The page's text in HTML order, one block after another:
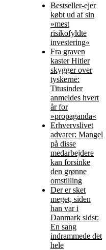
Bestseller-ejer
købt ud af sin
»mest
risikofyldte
investering«
Fra graven
kaster Hitler
skygger over
tyskerne:
Titusinder
anmeldes hvert
år for
»propaganda«
Erhvervslivet
advarer: Mangel
på disse
medarbejdere
kan forsinke
den grønne
omstilling
Der er sket
meget, siden
han var i
Danmark sidst:
En sang
indrammede det
hele